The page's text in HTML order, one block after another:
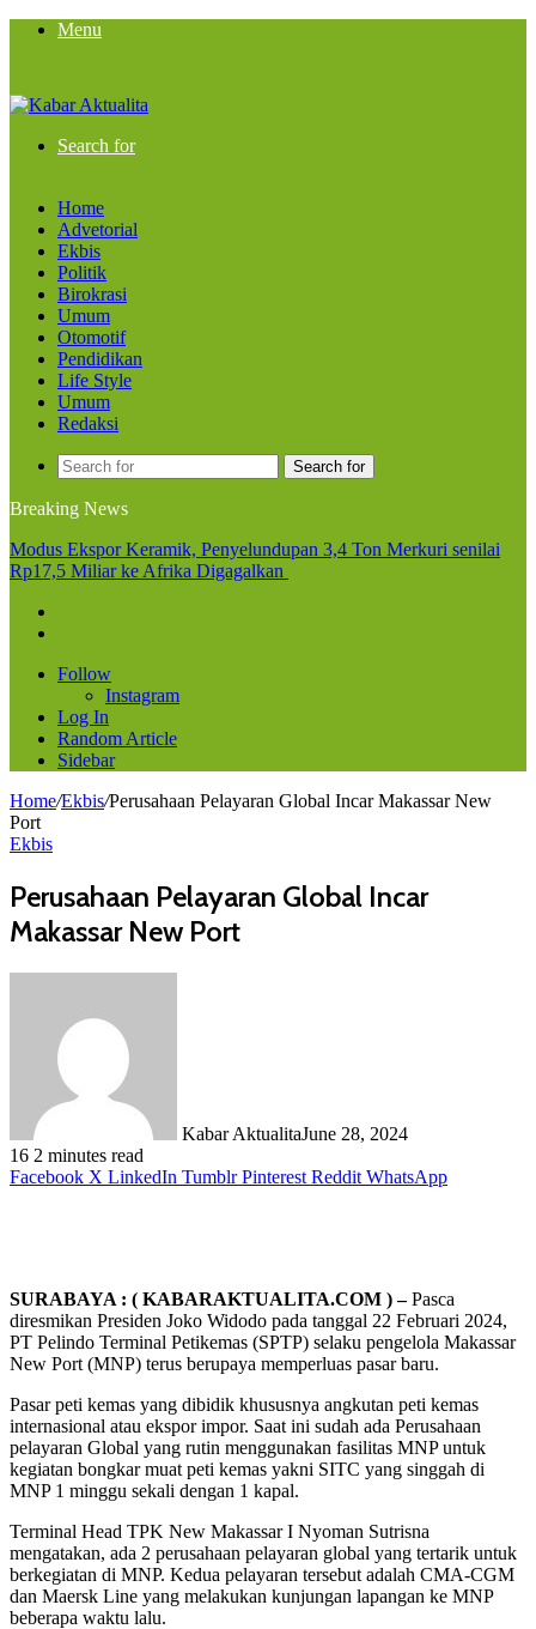
Menu
Search for
Home
Advetorial
Ekbis
Politik
Birokrasi
Umum
Otomotif
Pendidikan
Life Style
Umum
Redaksi
Search for
Breaking News
Rp17,5 Miliar ke Afrika Digagalkan
Follow
Instagram
Log In
Random Article
Sidebar
Home/Ekbis/Perusahaan Pelayaran Global Incar Makassar New
Port
Ekbis
Perusahaan Pelayaran Global Incar
Makassar New Port
Kabar AktualitaJune 28, 2024
16 2 minutes read
Facebook X LinkedIn Tumblr Pinterest Reddit WhatsApp
SURABAYA : ( KABARAKTUALITA.COM ) –Pasca
diresmikan Presiden Joko Widodo pada tanggal 22 Februari 2024,
PT Pelindo Terminal Petikemas (SPTP) selaku pengelola Makassar
New Port (MNP) terus berupaya memperluas pasar baru.
Pasar peti kemas yang dibidik khususnya angkutan peti kemas
internasional atau ekspor impor. Saat ini sudah ada Perusahaan
pelayaran Global yang rutin menggunakan fasilitas MNP untuk
kegiatan bongkar muat peti kemas yakni SITC yang singgah di
MNP 1 minggu sekali dengan 1 kapal.
Terminal Head TPK New Makassar I Nyoman Sutrisna
mengatakan, ada 2 perusahaan pelayaran global yang tertarik untuk
berkegiatan di MNP. Kedua pelayaran tersebut adalah CMA-CGM
dan Maersk Line yang melakukan kunjungan lapangan ke MNP
beberapa waktu lalu.